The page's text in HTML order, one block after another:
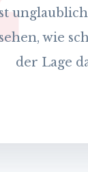
wie
der Lage